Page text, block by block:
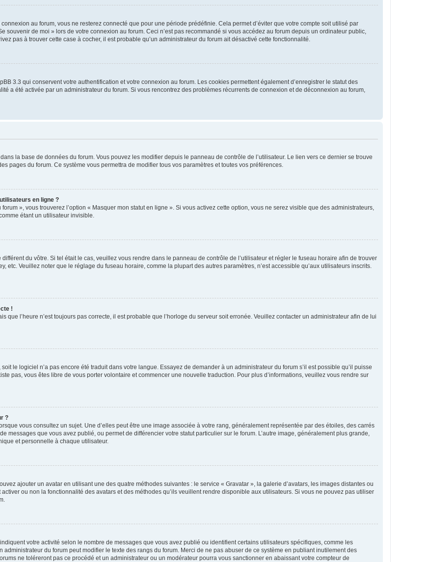
au forum, vous ne resterez connecté que pour une période prédéfinie. Cela permet d’éviter que votre compte soit utilisé par
souvenir de moi » lors de votre connexion au forum. Ceci n’est pas recommandé si vous accédez au forum depuis un ordinateur public,
pas à trouver cette case à cocher, il est probable qu’un administrateur du forum ait désactivé cette fonctionnalité.
3.3 qui conservent votre authentification et votre connexion au forum. Les cookies permettent également d’enregistrer le statut des
a été activée par un administrateur du forum. Si vous rencontrez des problèmes récurrents de connexion et de déconnexion au forum,
la base de données du forum. Vous pouvez les modifier depuis le panneau de contrôle de l’utilisateur. Le lien vers ce dernier se trouve
pages du forum. Ce système vous permettra de modifier tous vos paramètres et toutes vos préférences.
en ligne ?
», vous trouverez l’option « Masquer mon statut en ligne ». Si vous activez cette option, vous ne serez visible que des administrateurs,
étant un utilisateur invisible.
du vôtre. Si tel était le cas, veuillez vous rendre dans le panneau de contrôle de l’utilisateur et régler le fuseau horaire afin de trouver
etc. Veuillez noter que le réglage du fuseau horaire, comme la plupart des autres paramètres, n’est accessible qu’aux utilisateurs inscrits.
!
que l’heure n’est toujours pas correcte, il est probable que l’horloge du serveur soit erronée. Veuillez contacter un administrateur afin de lui
le logiciel n’a pas encore été traduit dans votre langue. Essayez de demander à un administrateur du forum s’il est possible qu’il puisse
pas, vous êtes libre de vous porter volontaire et commencer une nouvelle traduction. Pour plus d’informations, veuillez vous rendre sur
?
vous consultez un sujet. Une d’elles peut être une image associée à votre rang, généralement représentée par des étoiles, des carrés
messages que vous avez publié, ou permet de différencier votre statut particulier sur le forum. L’autre image, généralement plus grande,
et personnelle à chaque utilisateur.
ajouter un avatar en utilisant une des quatre méthodes suivantes : le service « Gravatar », la galerie d’avatars, les images distantes ou
ou non la fonctionnalité des avatars et des méthodes qu’ils veuillent rendre disponible aux utilisateurs. Si vous ne pouvez pas utiliser
votre activité selon le nombre de messages que vous avez publié ou identifient certains utilisateurs spécifiques, comme les
du forum peut modifier le texte des rangs du forum. Merci de ne pas abuser de ce système en publiant inutilement des
ne toléreront pas ce procédé et un administrateur ou un modérateur pourra vous sanctionner en abaissant votre compteur de